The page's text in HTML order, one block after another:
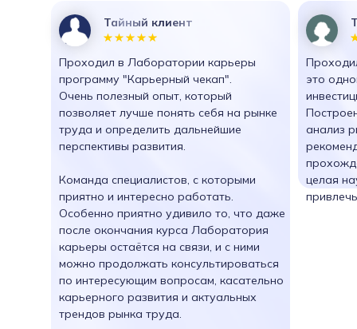
это
анализ
целая
Тайный клиент
Проходил в Лаборатории карьеры
программу "Карьерный чекап".
Очень полезный опыт, который
позволяет лучше понять себя на рынке
труда и определить дальнейшие
перспективы развития.
Команда специалистов, с которыми
приятно и интересно работать.
Особенно приятно удивило то, что даже
после окончания курса Лаборатория
карьеры остаётся на связи, и с ними
можно продолжать консультироваться
по интересующим вопросам, касательно
карьерного развития и актуальных
трендов рынка труда.